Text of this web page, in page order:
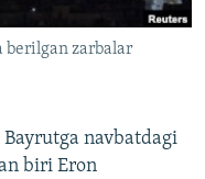
zarbalar
navbatdagi
biri Eron